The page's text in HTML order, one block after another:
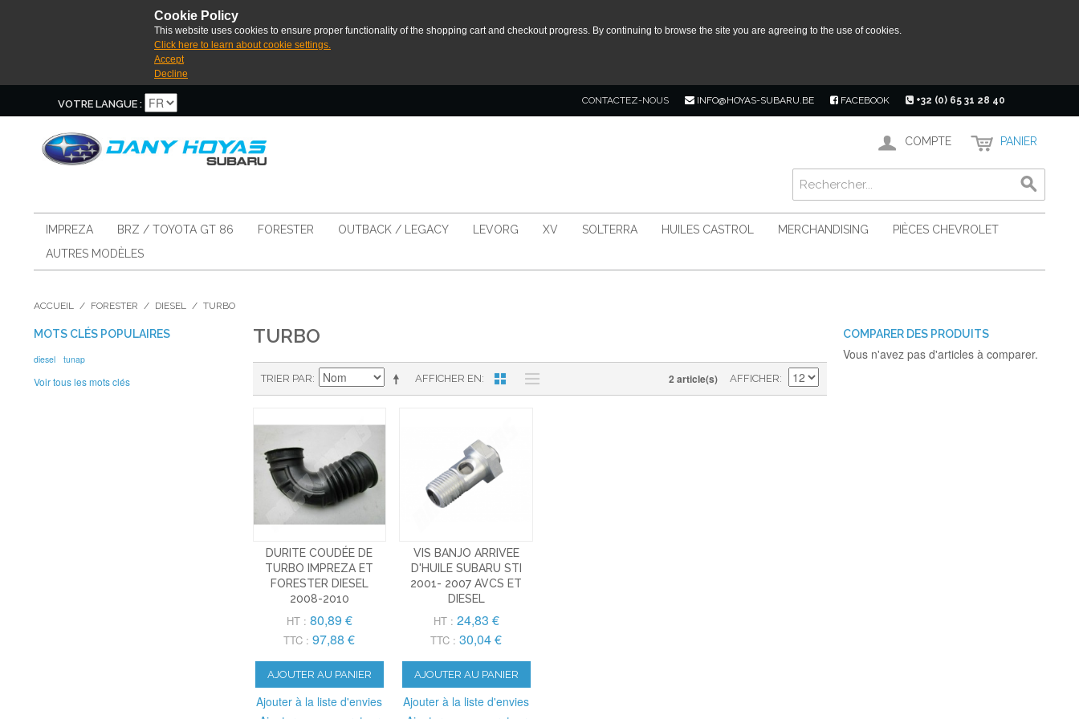
Cookie Policy
This website uses cookies to ensure proper functionality of the shopping cart and checkout progress. By continuing to browse the site you are agreeing to the use of cookies.
Click here to learn about cookie settings.
Accept
Decline
VOTRE LANGUE : CONTACTEZ-NOUS INFO@HOYAS-SUBARU.BE FACEBOOK +32 (0) 65 31 28 40
COMPTE PANIER
IMPREZA BRZ / TOYOTA GT 86 FORESTER OUTBACK / LEGACY LEVORG XV SOLTERRA HUILES CASTROL MERCHANDISING
PIÈCES CHEVROLET
AUTRES MODÈLES
ACCUEIL / FORESTER / DIESEL / TURBO
TURBO
AFFICHER EN
TRIER PAR 2 article(s) AFFICHER
DURITE COUDÉE DE
TURBO IMPREZA ET
FORESTER DIESEL
2008-2010
HT : 80,89 €
TTC : 97,88 €
AJOUTER AU PANIER
Ajouter à la liste d'envies
VIS BANJO ARRIVEE
D'HUILE SUBARU STI
2001- 2007 AVCS ET
DIESEL
HT : 24,83 €
TTC : 30,04 €
AJOUTER AU PANIER
Ajouter à la liste d'envies
MOTS CLÉS POPULAIRES
diesel tunap
Voir tous les mots clés
COMPARER DES PRODUITS
Vous n'avez pas d'articles à comparer.